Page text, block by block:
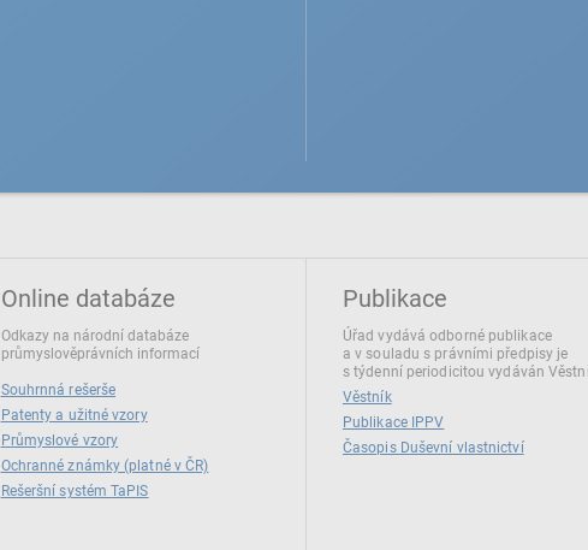
Online databáze
Odkazy na národní databáze
průmyslověprávních informací
Souhrnná rešerše
Patenty a užitné vzory
Průmyslové vzory
Ochranné známky (platné v ČR)
Rešeršní systém TaPIS
Publikace
Úřad vydává odborné publikace
a v souladu s právními předpisy je
s týdenní periodicitou vydáván
Věstník
Publikace IPPV
Časopis Duševní vlastnictví